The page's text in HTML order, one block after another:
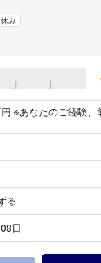
み
※あなたのご経験
る
日